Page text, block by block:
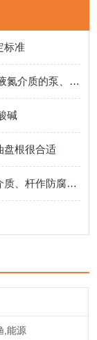
标准
牛油盘根适用于各类溶剂 、汽油、水、液氮介质的泵、阀门、反应釜密封
碱
盘根很合适
牛油盘根用于若酸碱、液氨、水、油品介质、杆作防腐密封
,能源